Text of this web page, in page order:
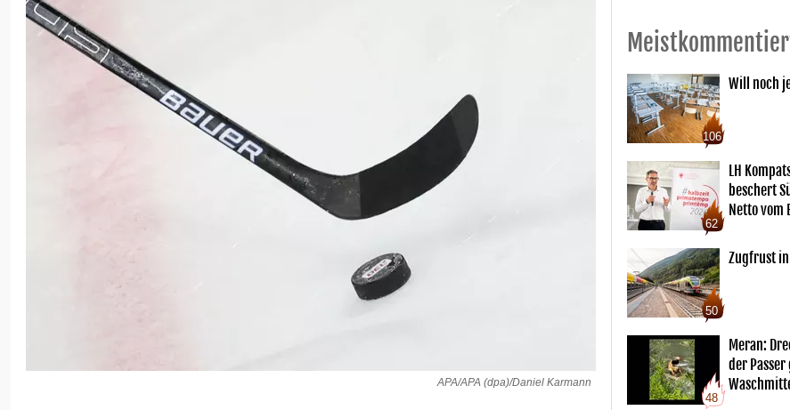
APA/APA (dpa)/Daniel Karmann
106
Will noch
62
LH
beschert
Netto vom
50
Zugfrust
48
Meran:
der